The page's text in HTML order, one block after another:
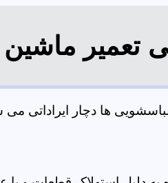
تعمیر
ها دچار ایراداتی می